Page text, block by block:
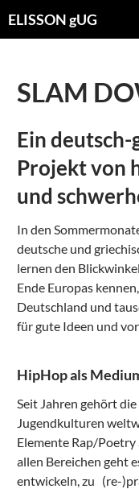
ELISSON gUG
SLAM
Ein
Projekt von
und
In den
deutsche und
lernen den
Ende Europas
Deutschland und
für gute Ideen und
HipHop als
Seit Jahren gehört
Jugendkulturen
Elemente Rap/Poetry
allen Bereichen geht
entwickeln, zu (re-